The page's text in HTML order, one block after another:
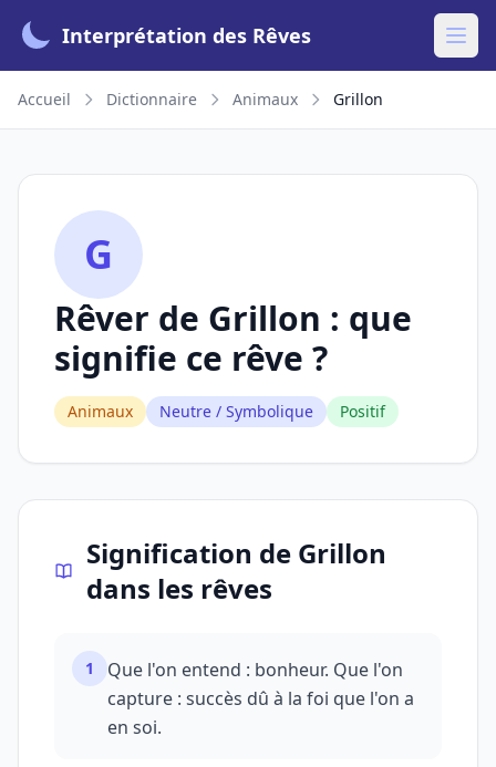
Interprétation des Rêves
Accueil Dictionnaire Animaux Grillon
G
Rêver de Grillon : que
signifie ce rêve ?
Animaux Neutre / Symbolique Positif
Signification de Grillon
dans les rêves
1
Que l'on entend : bonheur. Que l'on
capture : succès dû à la foi que l'on a
en soi.